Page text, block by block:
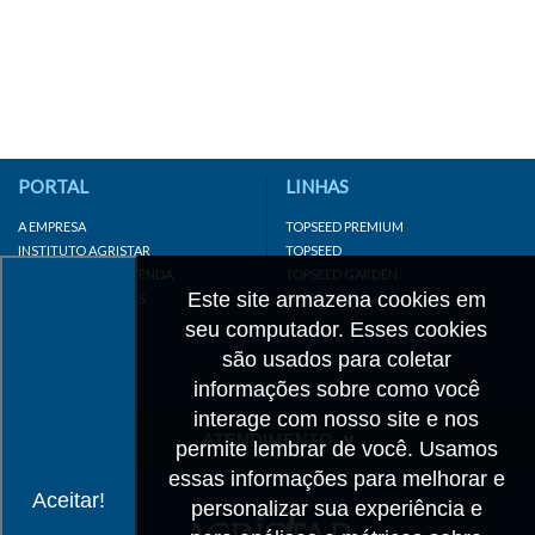
Aceitar!
Este site armazena cookies em
seu computador. Esses cookies
são usados para coletar
informações sobre como você
interage com nosso site e nos
permite lembrar de você. Usamos
essas informações para melhorar e
personalizar sua experiência e
PORTAL
A EMPRESA
INSTITUTO AGRISTAR
DISTRIBUIDOR/REVENDA
LINKS IMPORTANTES
LINHAS
TOPSEED PREMIUM
TOPSEED
TOPSEED GARDEN
SUPERSEED
ATENDIMENTO